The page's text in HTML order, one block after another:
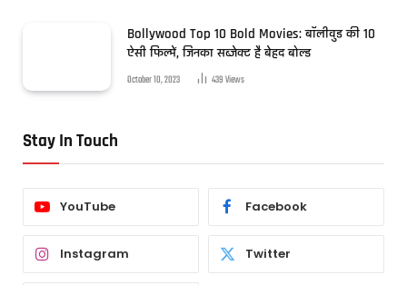
Bollywood Top 10 Bold Movies: बॉलीवुड की 10
ऐसी फिल्में, जिनका सब्जेक्ट है बेहद बोल्ड
October 10, 2023 439Views
Stay In Touch
YouTube Facebook
Instagram Twitter